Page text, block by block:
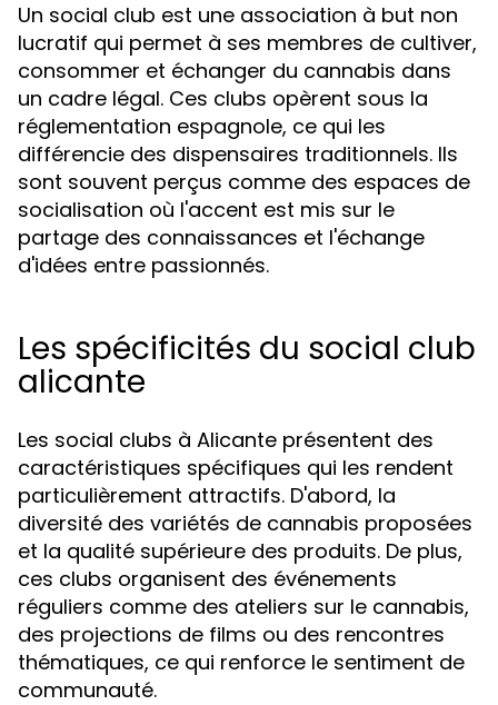
Un social club est une association à but non
lucratif qui permet à ses membres de cultiver,
consommer et échanger du cannabis dans
un cadre légal. Ces clubs opèrent sous la
réglementation espagnole, ce qui les
différencie des dispensaires traditionnels. Ils
sont souvent perçus comme des espaces de
socialisation où l'accent est mis sur le
partage des connaissances et l'échange
d'idées entre passionnés.
Les spécificités du social club
alicante
Les social clubs à Alicante présentent des
caractéristiques spécifiques qui les rendent
particulièrement attractifs. D'abord, la
diversité des variétés de cannabis proposées
et la qualité supérieure des produits. De plus,
ces clubs organisent des événements
réguliers comme des ateliers sur le cannabis,
des projections de films ou des rencontres
thématiques, ce qui renforce le sentiment de
communauté.